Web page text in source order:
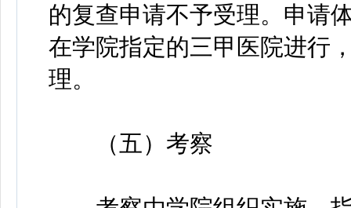
的复查申请不予受理。申请
在学院指定的三甲医院进行
理。
（五）考察